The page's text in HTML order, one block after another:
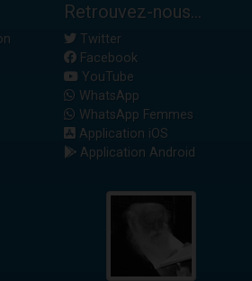
Retrouvez-nous...
Twitter
Facebook
YouTube
WhatsApp
WhatsApp Femmes
Application iOS
Application Android